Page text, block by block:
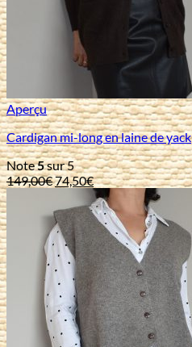
Aperçu
Cardigan mi-long en laine de yack
Note5sur 5
149,00€Le
initial
était :
149,00€.
74,50€Le
prix
actuel
est :
74,50€.